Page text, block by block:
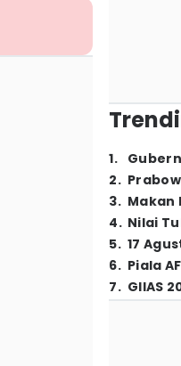
1.
2.
3. Makan
4. Nilai
5. 17
6. Piala
7. GIIAS